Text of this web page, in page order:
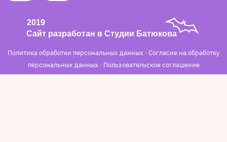
Политика обработки персональных данных · Согласие на обработку
персональных данных · Пользовательское соглашение